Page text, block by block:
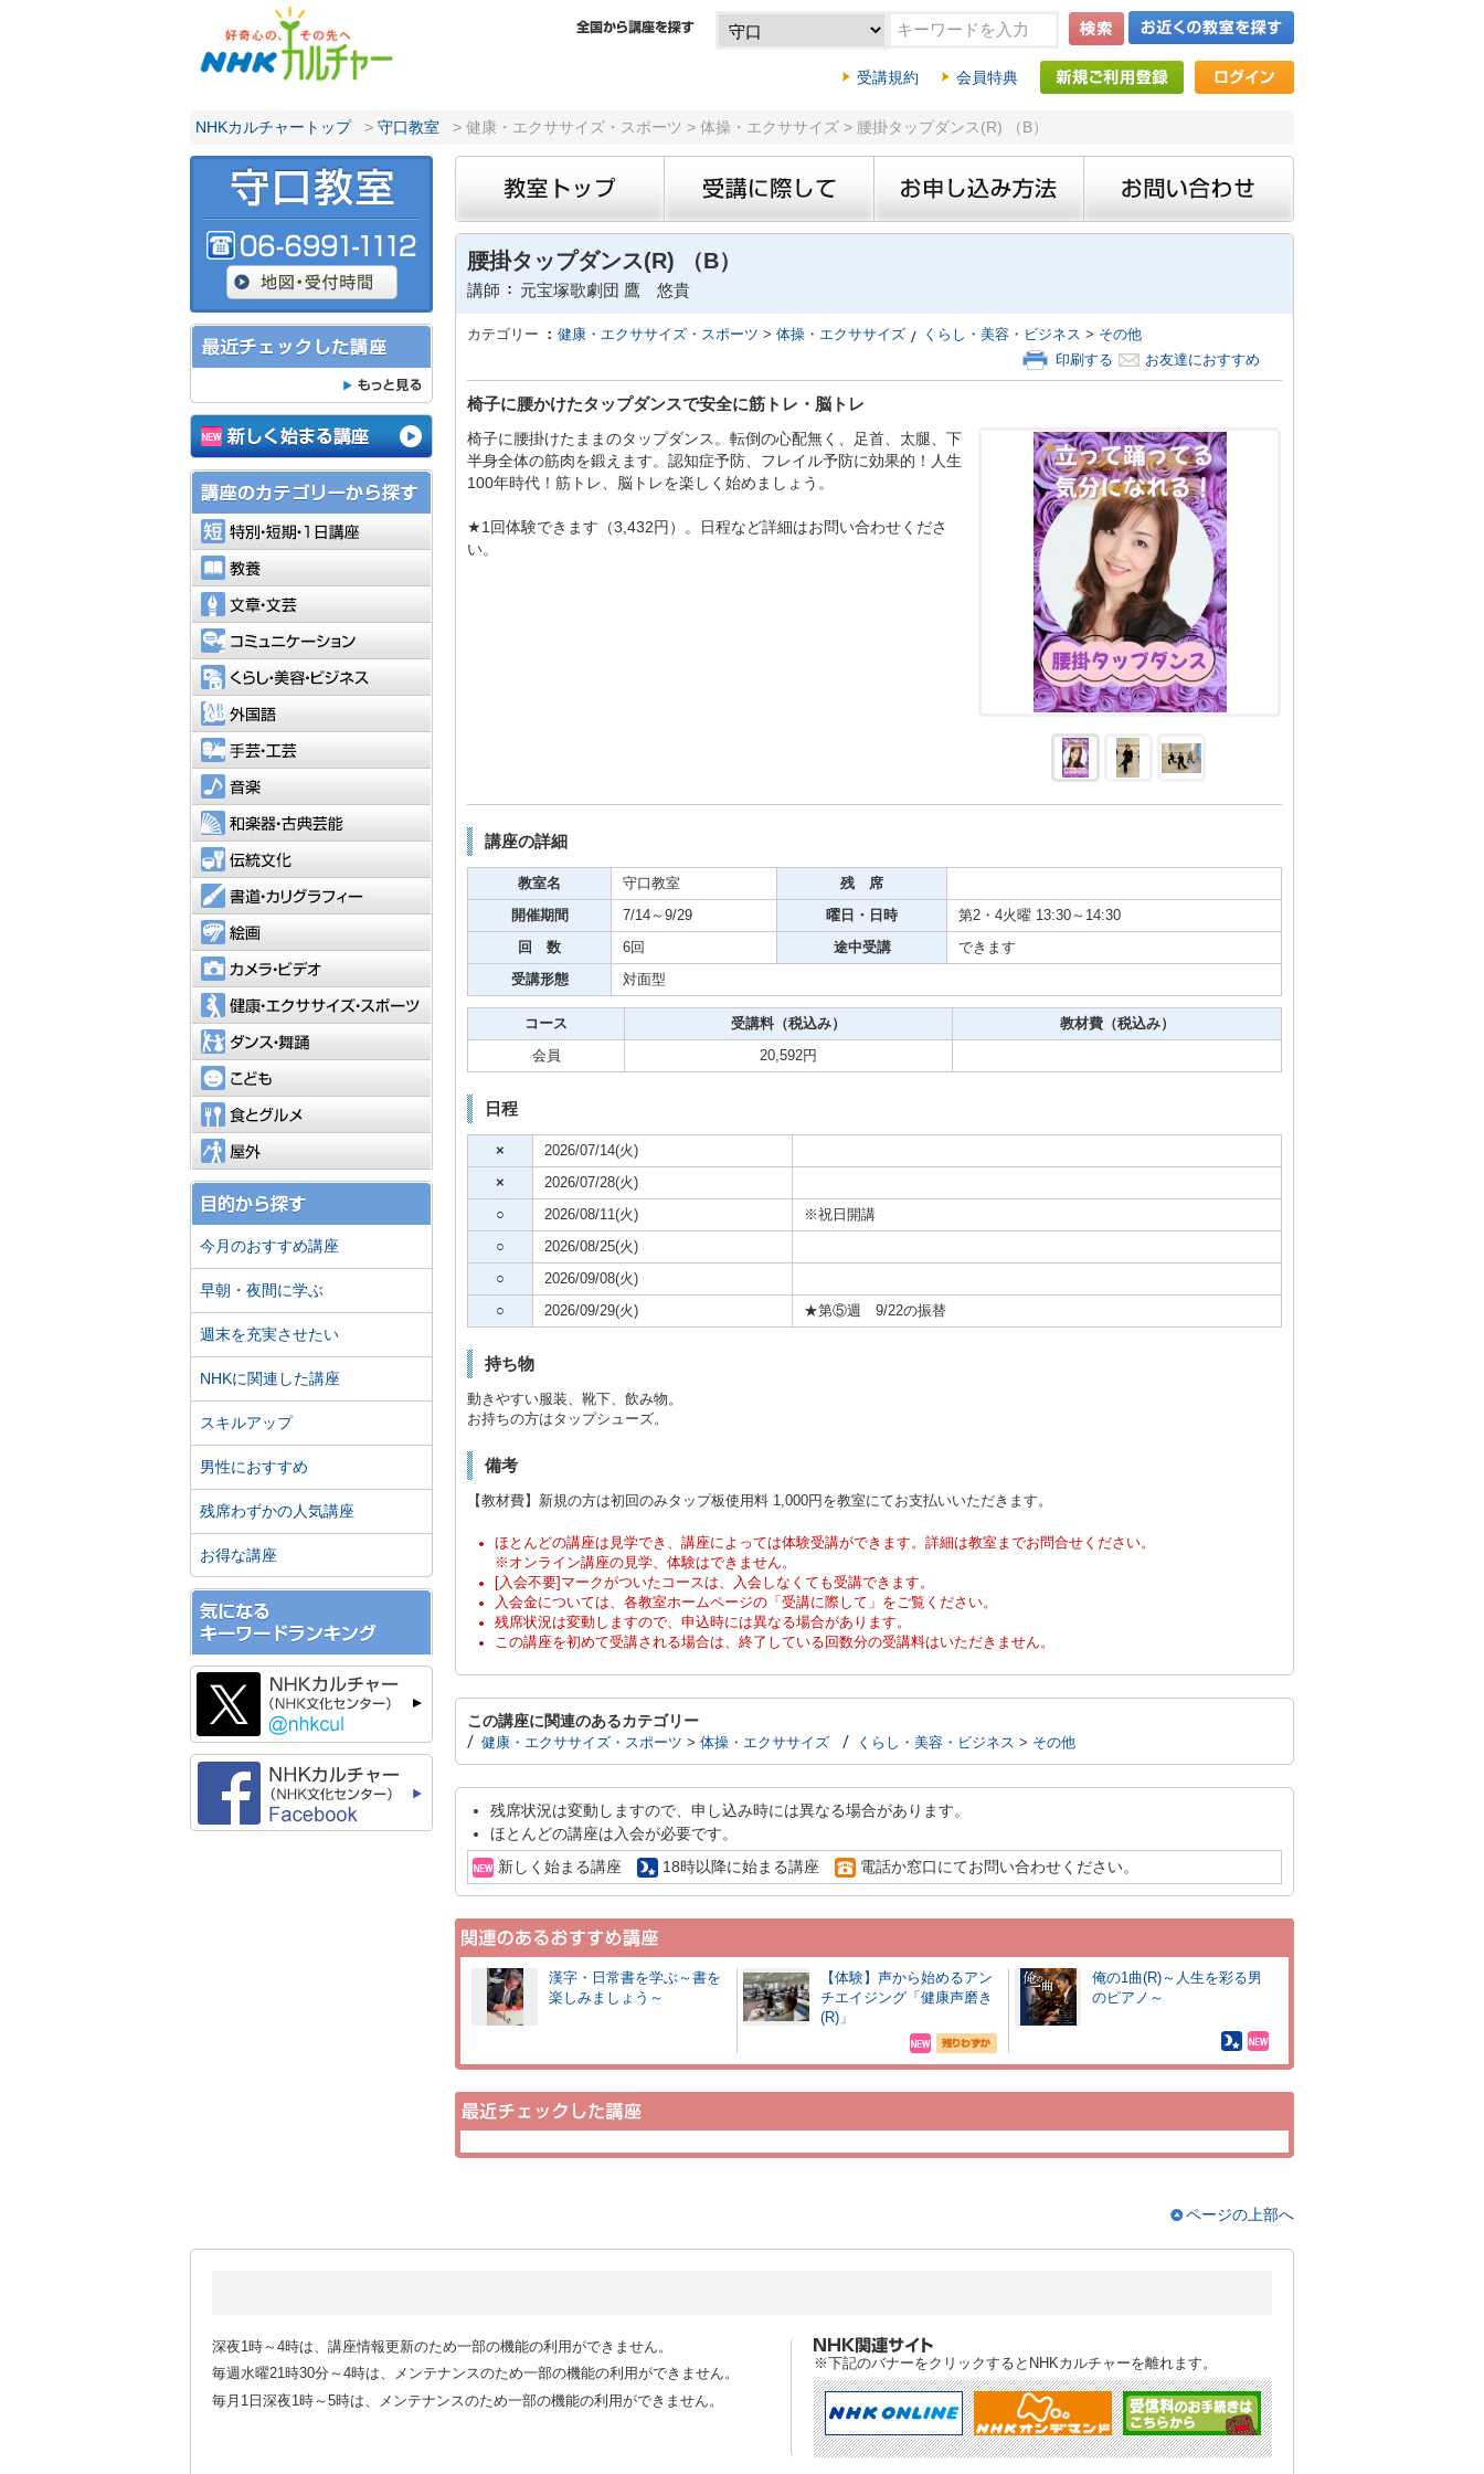
受講規約 会員特典
NHKカルチャートップ > 守口教室 > 健康・エクササイズ・スポーツ > 体操・エクササイズ > 腰掛タップダンス(R) （B）
腰掛タップダンス(R) （B）
講師 元宝塚歌劇団 鷹 悠貴
カテゴリー 健康・エクササイズ・スポーツ > 体操・エクササイズ くらし・美容・ビジネス > その他
印刷する
お友達におすすめ
椅子に腰かけたタップダンスで安全に筋トレ・脳トレ
椅子に腰掛けたままのタップダンス。転倒の心配無く、足首、太腿、下
半身全体の筋肉を鍛えます。認知症予防、フレイル予防に効果的！人生
100年時代！筋トレ、脳トレを楽しく始めましょう。
★1回体験できます（3,432円）。日程など詳細はお問い合わせくださ
い。
講座の詳細
教室名 守口教室 残 席
開催期間 7/14～9/29 曜日・日時 第2・4火曜 13:30～14:30
回 数 6回 途中受講 できます
受講形態 対面型
コース 受講料（税込み） 教材費（税込み）
会員 20,592円
日程
× 2026/07/14(火)
× 2026/07/28(火)
○ 2026/08/11(火) ※祝日開講
○ 2026/08/25(火)
○ 2026/09/08(火)
○ 2026/09/29(火) ★第⑤週 9/22の振替
持ち物
動きやすい服装、靴下、飲み物。
お持ちの方はタップシューズ。
備考
【教材費】新規の方は初回のみタップ板使用料 1,000円を教室にてお支払いいただきます。
ほとんどの講座は見学でき、講座によっては体験受講ができます。詳細は教室までお問合せください。
※オンライン講座の見学、体験はできません。
[入会不要]マークがついたコースは、入会しなくても受講できます。
入会金については、各教室ホームページの「受講に際して」をご覧ください。
残席状況は変動しますので、申込時には異なる場合があります。
この講座を初めて受講される場合は、終了している回数分の受講料はいただきません。
この講座に関連のあるカテゴリー
健康・エクササイズ・スポーツ > 体操・エクササイズ くらし・美容・ビジネス > その他
残席状況は変動しますので、申し込み時には異なる場合があります。
ほとんどの講座は入会が必要です。
新しく始まる講座
18時以降に始まる講座 電話か窓口にてお問い合わせください。
漢字・日常書を学ぶ～書を
楽しみましょう～
【体験】声から始めるアン
チエイジング「健康声磨き
(R)」
俺の1曲(R)～人生を彩る男
のピアノ～
特別・短期・1日講座
伝統文化
書道・カリグラフィー
カメラ・ビデオ
健康・エクササイズ・スポーツ
こども
食とグルメ
今月のおすすめ講座
早朝・夜間に学ぶ
週末を充実させたい
NHKに関連した講座
スキルアップ
男性におすすめ
残席わずかの人気講座
お得な講座
ページの上部へ
深夜1時～4時は、講座情報更新のため一部の機能の利用ができません。
毎週水曜21時30分～4時は、メンテナンスのため一部の機能の利用ができません。
毎月1日深夜1時～5時は、メンテナンスのため一部の機能の利用ができません。
※下記のバナーをクリックするとNHKカルチャーを離れます。